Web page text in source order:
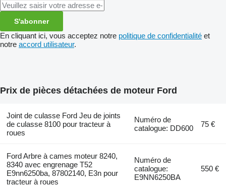
S'abonner
En cliquant ici, vous acceptez notre politique de confidentialité et
notre accord utilisateur.
Prix de pièces détachées de moteur Ford
Joint de culasse Ford Jeu de joints
de culasse 8100 pour tracteur à
roues
Numéro de
catalogue: DD600
75 €
Ford Arbre à cames moteur 8240,
8340 avec engrenage T52
E9nn6250ba, 87802140, E3n pour
tracteur à roues
Numéro de
catalogue:
E9NN6250BA
550 €